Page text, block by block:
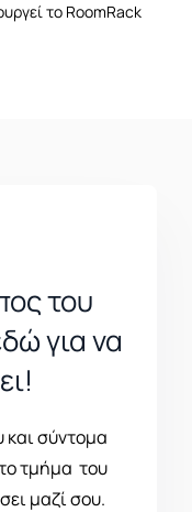
το RoomRack
του
για να
και σύντομα
τμήμα του
μαζί σου.